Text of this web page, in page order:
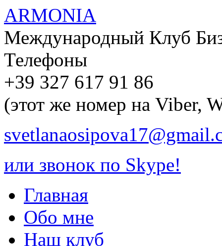
ARMONIA
Международный Клуб
Телефоны
+39 327 617 91 86
(этот же номер на Viber,
или звонок по Skype!
Главная
Обо мне
Наш клуб